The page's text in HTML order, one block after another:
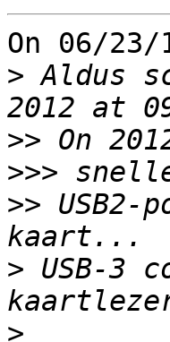
On 06/
> Aldus
>>
>>>
>>
> USB-3
>